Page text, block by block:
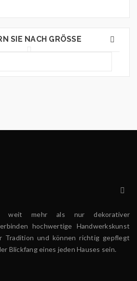
SIE NACH GRÖSSE
weit mehr als nur dekorativer
hochwertige Handwerkskunst
Tradition und können richtig gepflegt
Blickfang eines jeden Hauses sein.